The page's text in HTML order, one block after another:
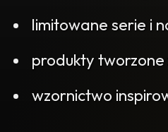
limitowane serie i
produkty tworzone
wzornictwo